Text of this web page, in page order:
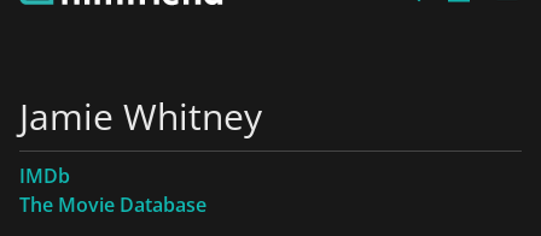
Jamie Whitney
IMDb
The Movie Database